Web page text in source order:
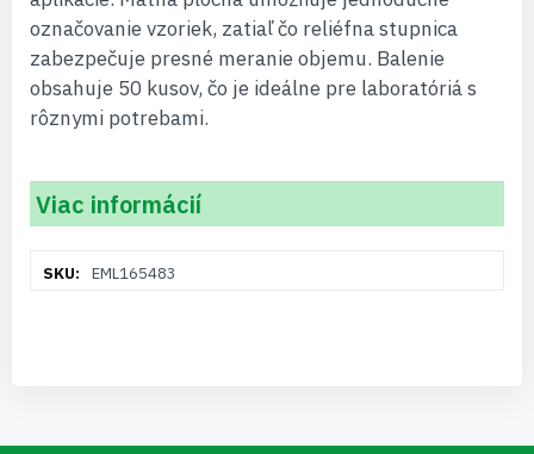
označovanie vzoriek, zatiaľ čo reliéfna stupnica
zabezpečuje presné meranie objemu. Balenie
obsahuje 50 kusov, čo je ideálne pre laboratóriá s
rôznymi potrebami.
Viac informácií
informáciíEML165483